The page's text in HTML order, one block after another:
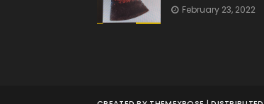
February 23, 2022